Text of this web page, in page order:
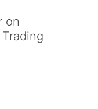
on